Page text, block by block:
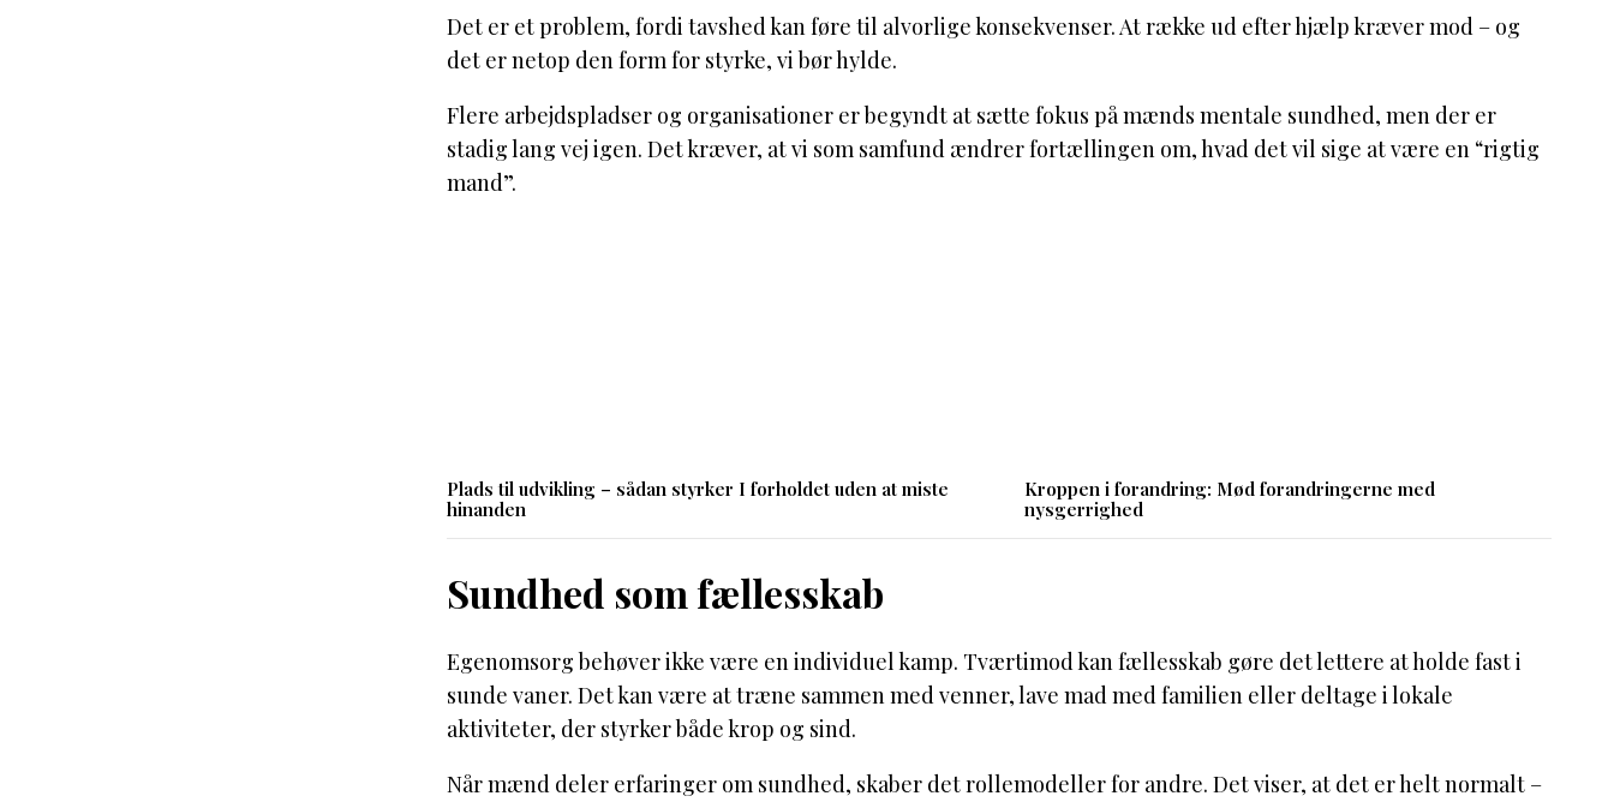
Det er et problem, fordi tavshed kan føre til alvorlige konsekvenser. At række ud efter hjælp kræver mod – og
det er netop den form for styrke, vi bør hylde.
Flere arbejdspladser og organisationer er begyndt at sætte fokus på mænds mentale sundhed, men der er
stadig lang vej igen. Det kræver, at vi som samfund ændrer fortællingen om, hvad det vil sige at være en “rigtig
mand”.
Plads til udvikling – sådan styrker I forholdet uden at miste
hinanden
Kroppen i forandring: Mød forandringerne med
nysgerrighed
Sundhed som fællesskab
Egenomsorg behøver ikke være en individuel kamp. Tværtimod kan fællesskab gøre det lettere at holde fast i
sunde vaner. Det kan være at træne sammen med venner, lave mad med familien eller deltage i lokale
aktiviteter, der styrker både krop og sind.
Når mænd deler erfaringer om sundhed, skaber det rollemodeller for andre. Det viser, at det er helt normalt –